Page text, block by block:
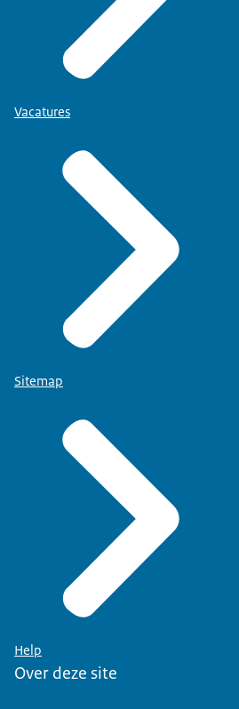
Vacatures
Sitemap
Help
Over deze site